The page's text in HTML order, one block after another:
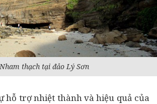
Nham thạch tại đảo Lý Sơn
hỗ trợ nhiệt thành và hiệu quả của